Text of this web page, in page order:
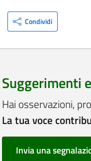
Condividi
Suggerimenti
Hai osservazioni,
La tua voce
Invia una